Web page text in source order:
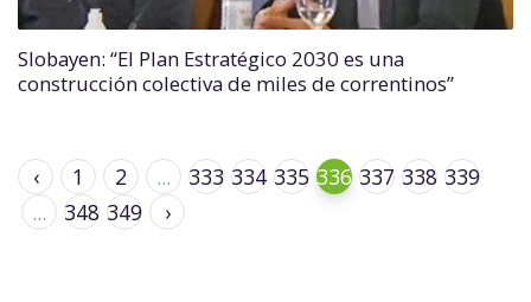
Slobayen: “El Plan Estratégico 2030 es una
construcción colectiva de miles de correntinos”
‹ 1 2 ... 333 334 335 336 337 338 339
...
348 349 ›